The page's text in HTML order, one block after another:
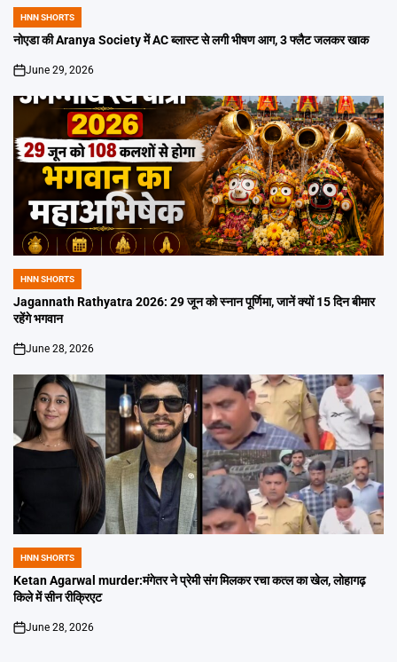
POSTED
IN
HNN SHORTS
नोएडा की Aranya Society में AC ब्लास्ट से लगी भीषण आग, 3 फ्लैट जलकर खाक
on
June 29, 2026
POSTED
IN
HNN SHORTS
Jagannath Rathyatra 2026: 29 जून को स्नान पूर्णिमा, जानें क्यों 15 दिन बीमार
रहेंगे भगवान
on
June 28, 2026
POSTED
IN
HNN SHORTS
Ketan Agarwal murder:मंगेतर ने प्रेमी संग मिलकर रचा कत्ल का खेल, लोहागढ़
किले में सीन रीक्रिएट
on
June 28, 2026